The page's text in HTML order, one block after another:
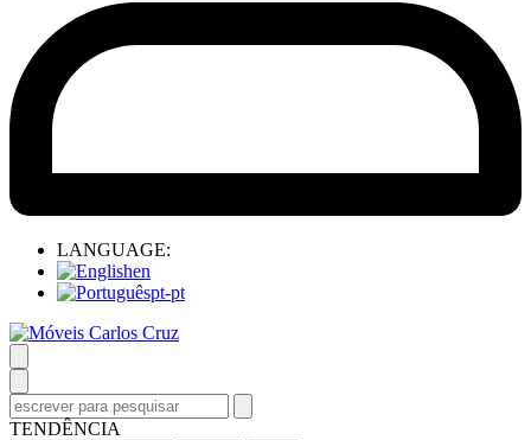
LANGUAGE:
en
pt-pt
Pesquisar
por:
TENDÊNCIA